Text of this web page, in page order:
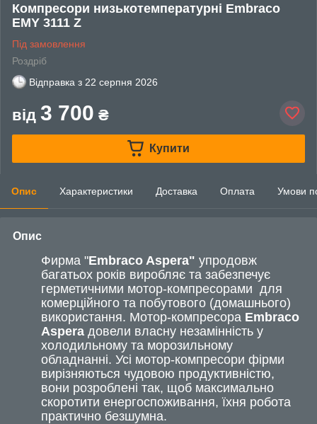
Компресори низькотемпературні Embraco
EMY 3111 Z
Під замовлення
Роздріб
Відправка з 22 серпня 2026
від 3 700 ₴
Купити
Опис Характеристики Доставка Оплата Умови
Опис
Фирма "Embraco Aspera" упродовж
багатьох років виробляє та забезпечує
герметичними мотор-компресорами для
комерційного та побутового (домашнього)
використання. Мотор-компресора Embraco
Aspera довели власну незамінність у
холодильному та морозильному
обладнанні. Усі мотор-компресори фірми
вирізняються чудовою продуктивністю,
вони розроблені так, щоб максимально
скоротити енергоспоживання, їхня робота
практично безшумна.